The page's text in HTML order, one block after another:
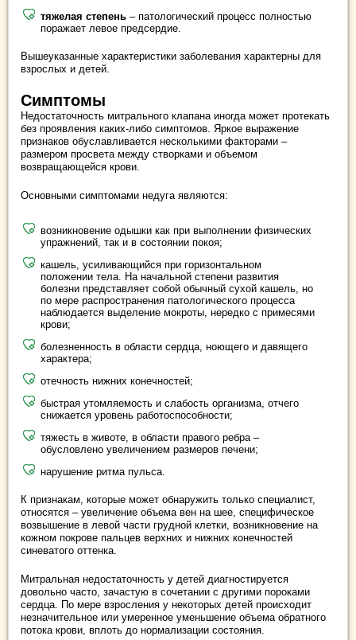
тяжелая степень – патологический процесс полностью
поражает левое предсердие.
Вышеуказанные характеристики заболевания характерны для
взрослых и детей.
Симптомы
Недостаточность митрального клапана иногда может протекать
без проявления каких-либо симптомов. Яркое выражение
признаков обуславливается несколькими факторами –
размером просвета между створками и объемом
возвращающейся крови.
Основными симптомами недуга являются:
возникновение одышки как при выполнении физических
упражнений, так и в состоянии покоя;
кашель, усиливающийся при горизонтальном
положении тела. На начальной степени развития
болезни представляет собой обычный сухой кашель, но
по мере распространения патологического процесса
наблюдается выделение мокроты, нередко с примесями
крови;
болезненность в области сердца, ноющего и давящего
характера;
отечность нижних конечностей;
быстрая утомляемость и слабость организма, отчего
снижается уровень работоспособности;
тяжесть в животе, в области правого ребра –
обусловлено увеличением размеров печени;
нарушение ритма пульса.
К признакам, которые может обнаружить только специалист,
относятся – увеличение объема вен на шее, специфическое
возвышение в левой части грудной клетки, возникновение на
кожном покрове пальцев верхних и нижних конечностей
синеватого оттенка.
Митральная недостаточность у детей диагностируется
довольно часто, зачастую в сочетании с другими пороками
сердца. По мере взросления у некоторых детей происходит
незначительное или умеренное уменьшение объема обратного
потока крови, вплоть до нормализации состояния.